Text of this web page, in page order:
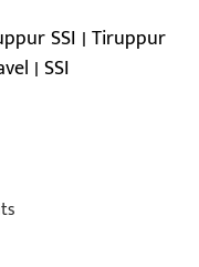
SSI | Tiruppur
| SSI